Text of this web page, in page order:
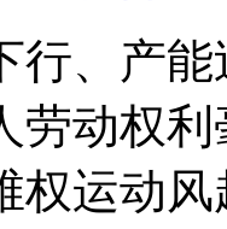
行、产
劳动权
权运动